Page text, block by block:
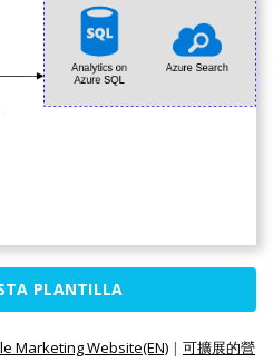
PLANTILLA
Marketing Website(EN) | 可擴展的營